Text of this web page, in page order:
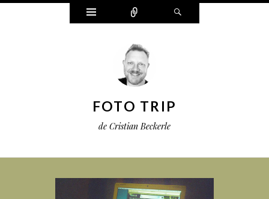
Widgets Connect
FOTO TRIP
de Cristian Beckerle